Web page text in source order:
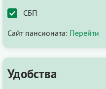
СБП
Сайт пансионата: Перейти
Удобства